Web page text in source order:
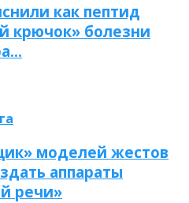
как пептид
крючок» болезни
моделей жестов
аппараты
речи»